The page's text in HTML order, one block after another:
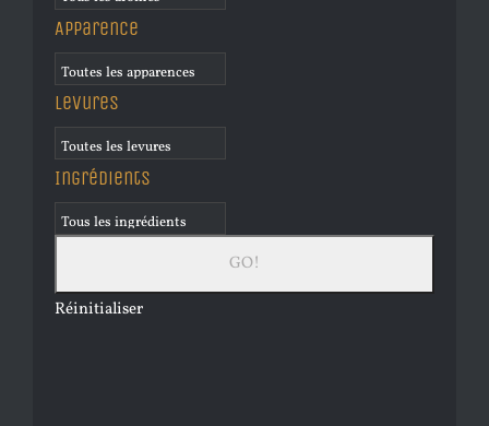
Apparence
Levures
Ingrédients
Réinitialiser